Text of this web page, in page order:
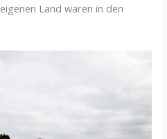
Land waren in den